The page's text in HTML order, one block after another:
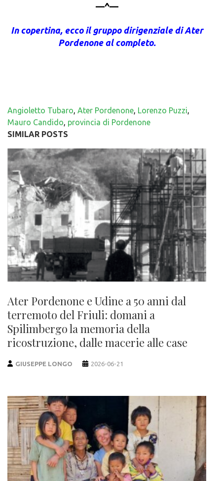
—^—
In copertina, ecco il gruppo dirigenziale di Ater
Pordenone al completo.
Angioletto Tubaro, Ater Pordenone, Lorenzo Puzzi,
Mauro Candido, provincia di Pordenone
SIMILAR POSTS
Ater Pordenone e Udine a 50 anni dal
terremoto del Friuli: domani a
Spilimbergo la memoria della
ricostruzione, dalle macerie alle case
GIUSEPPE LONGO 2026-06-21